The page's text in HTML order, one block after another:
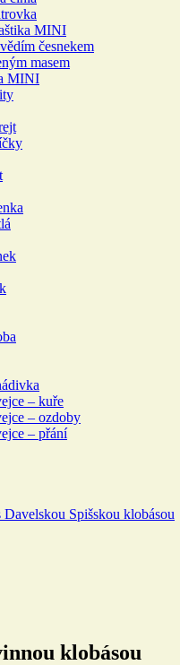
MINI
česnekem
masem
MINI
– kuře
– ozdoby
– přání
Spišskou klobásou
klobásou